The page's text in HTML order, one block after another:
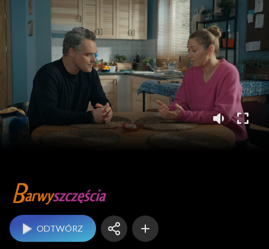
Barwy szczęścia
ODTWÓRZ